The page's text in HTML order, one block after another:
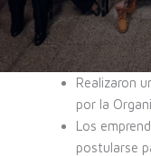
Realizaron
por la
Los
postularse